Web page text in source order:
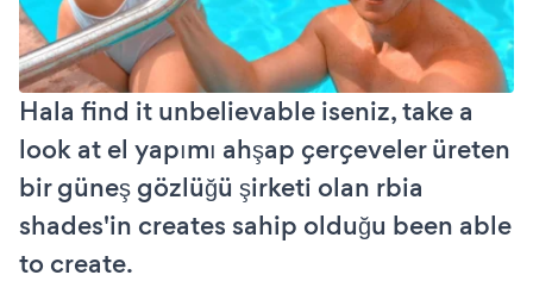
Hala find it unbelievable iseniz, take a
look at el yapımı ahşap çerçeveler üreten
bir güneş gözlüğü şirketi olan rbia
shades'in creates sahip olduğu been able
to create.